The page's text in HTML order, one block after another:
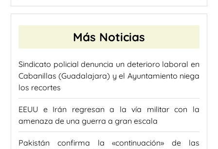
Más Noticias
Sindicato policial denuncia un deterioro laboral en
Cabanillas (Guadalajara) y el Ayuntamiento niega
los recortes
EEUU e Irán regresan a la vía militar con la
amenaza de una guerra a gran escala
Pakistán confirma la «continuación» de las